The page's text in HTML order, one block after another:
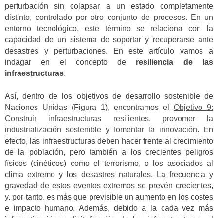
perturbación sin colapsar a un estado completamente
distinto, controlado por otro conjunto de procesos. En un
entorno tecnológico, este término se relaciona con la
capacidad de un sistema de soportar y recuperarse ante
desastres y perturbaciones. En este artículo vamos a
indagar en el concepto de resiliencia de las
infraestructuras.
Así, dentro de los objetivos de desarrollo sostenible de
Naciones Unidas (Figura 1), encontramos el Objetivo 9:
Construir infraestructuras resilientes, provomer la
industrialización sostenible y fomentar la innovación. En
efecto, las infraestructuras deben hacer frente al crecimiento
de la población, pero también a los crecientes peligros
físicos (cinéticos) como el terrorismo, o los asociados al
clima extremo y los desastres naturales. La frecuencia y
gravedad de estos eventos extremos se prevén crecientes,
y, por tanto, es más que previsible un aumento en los costes
e impacto humano. Además, debido a la cada vez más